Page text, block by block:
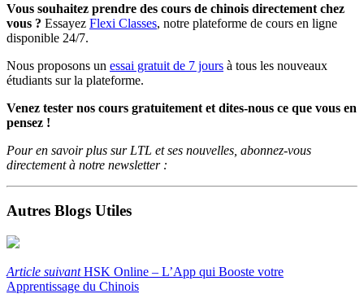
Vous souhaitez prendre des cours de chinois directement chez
vous ? Essayez Flexi Classes, notre plateforme de cours en ligne
disponible 24/7.
Nous proposons un essai gratuit de 7 jours à tous les nouveaux
étudiants sur la plateforme.
Venez tester nos cours gratuitement et dites-nous ce que vous en
pensez !
Pour en savoir plus sur LTL et ses nouvelles, abonnez-vous
directement à notre newsletter :
Autres Blogs Utiles
Article suivantHSK Online – L’App qui Booste votre
Apprentissage du Chinois